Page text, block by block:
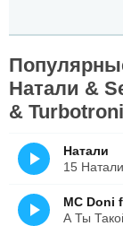
Натали &
&
Натали
15
А Ты